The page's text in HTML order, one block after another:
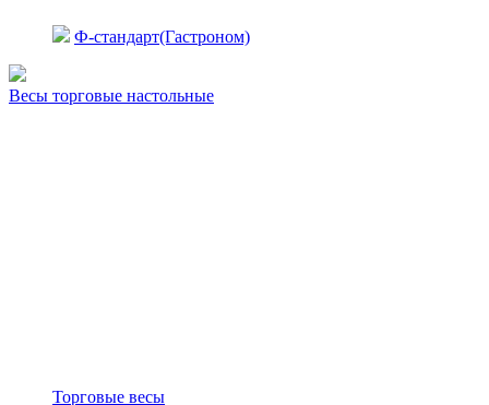
Ф-стандарт(Гастроном)
Весы торговые настольные
Торговые весы